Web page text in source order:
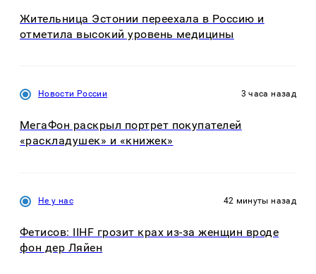
Жительница Эстонии переехала в Россию и
отметила высокий уровень медицины
Новости России 3 часа назад
МегаФон раскрыл портрет покупателей
«раскладушек» и «книжек»
Не у нас 42 минуты назад
Фетисов: IIHF грозит крах из-за женщин вроде
фон дер Ляйен